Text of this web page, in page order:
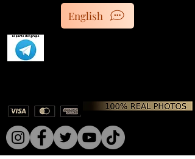
English